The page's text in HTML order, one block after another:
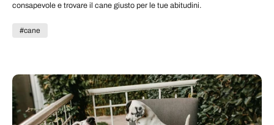
consapevole e trovare il cane giusto per le tue abitudini.
#cane